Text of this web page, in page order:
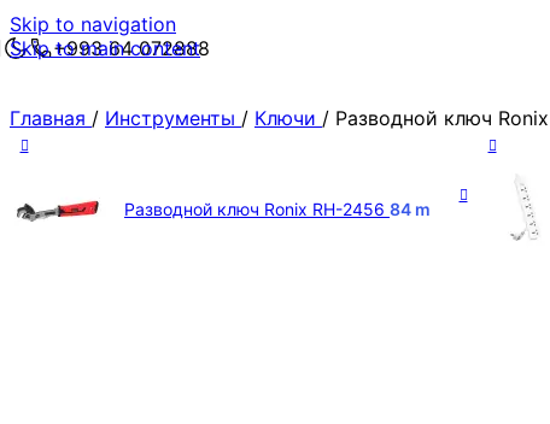
Skip to navigation
Skip to main content
+993 64 072888
Главная / Инструменты / Ключи / Разводной ключ
Разводной ключ Ronix RH-2456 84 m